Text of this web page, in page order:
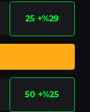
25 +%29
50 +%25